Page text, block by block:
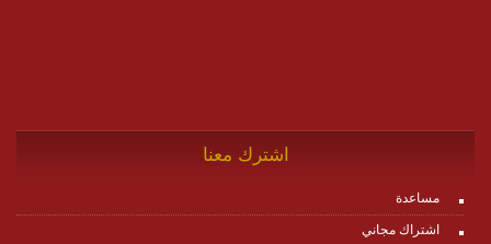
اشترك معنا
مساعدة
اشتراك مجاني